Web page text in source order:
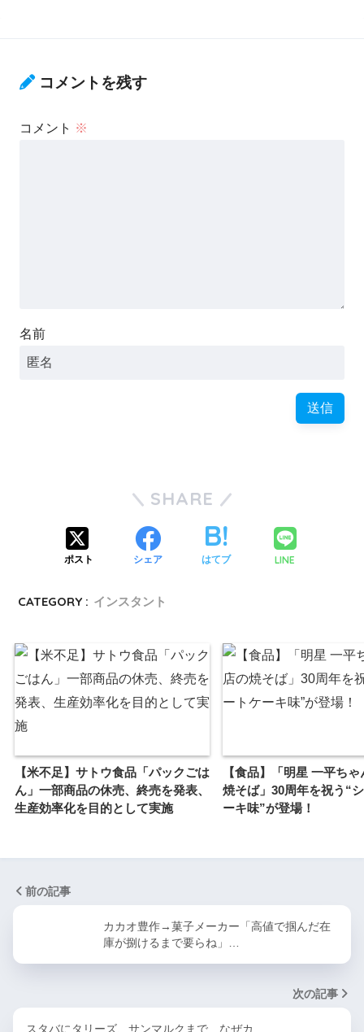
コメントを残す
コメント ※
名前
SHARE
ポスト シェア はてブ LINE
CATEGORY : インスタント
【米不足】サトウ食品「パックごは
ん」一部商品の休売、終売を発表、
生産効率化を目的として実施
【食品】「明星 一平ち
焼そば」30周年を祝う“
ーキ味”が登場！
前の記事
カカオ豊作→菓子メーカー「高値で掴んだ在
庫が捌けるまで要らね」…
次の記事
スタバにタリーズ、サンマルクまで…なぜカ